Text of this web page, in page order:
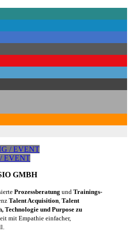
/ EVENT
EVENT
GMBH
Prozessberatung und Trainings-
Talent Acquisition, Talent
Technologie und Purpose zu
mit Empathie einfacher,